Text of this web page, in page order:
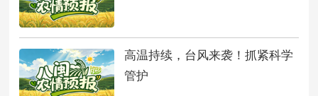
高温持续，台风来袭！抓紧科学
管护